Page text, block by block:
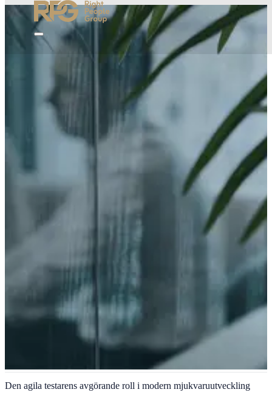
Agilt testande och kvalitetssäkring
Den agila testarens avgörande roll i modern mjukvaruutveckling